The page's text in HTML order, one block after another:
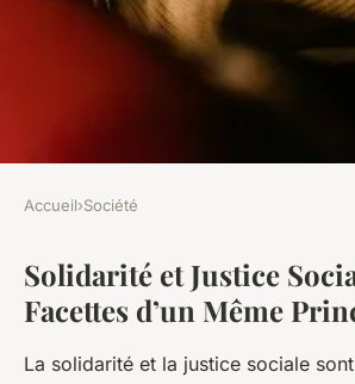
Solidarité et justice
deux facettes d'un
principe
Accueil›Société
Solidarité et Justice
Facettes d’un Même
La solidarité et la justice sociale